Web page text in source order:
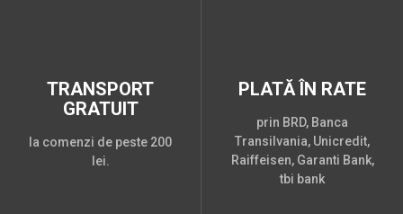
TRANSPORT
GRATUIT
la comenzi de peste 200
lei.
PLATĂ ÎN RATE
prin BRD, Banca
Transilvania, Unicredit,
Raiffeisen, Garanti Bank,
tbi bank